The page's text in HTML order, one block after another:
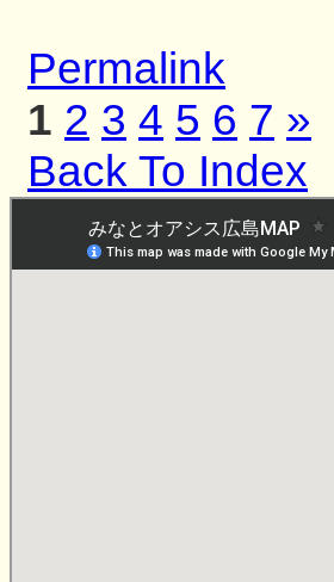
Permalink
1 2 3 4 5 6 7 »
Back To Index